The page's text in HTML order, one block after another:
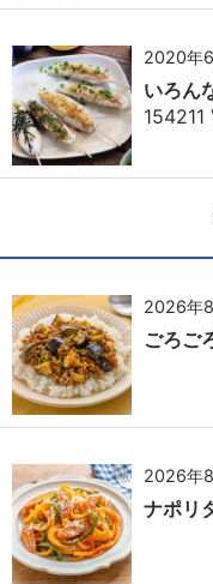
2020年6
いろん
2026年8
ごろご
2026年8
ナポリ